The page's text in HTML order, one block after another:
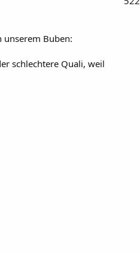
unserem Buben:
schlechtere Quali, weil